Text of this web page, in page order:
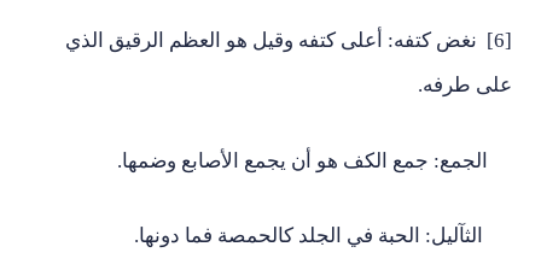
[6] نغض كتفه: أعلى كتفه وقيل هو العظم الرقيق الذي
على طرفه.
الجمع: جمع الكف هو أن يجمع الأصابع وضمها.
الثآليل: الحبة في الجلد كالحمصة فما دونها.